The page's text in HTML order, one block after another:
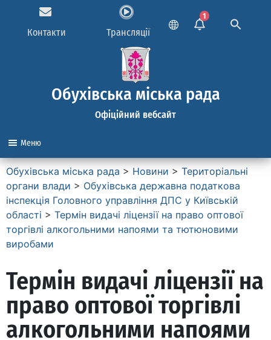
Контакти Трансляції
1
Обухівська міська рада
Офіційний вебсайт
Меню
Обухівська міська рада > Новини > Територіальні
органи влади > Обухівська державна податкова
інспекція Головного управління ДПС у Київській
області > Термін видачі ліцензії на право оптової
торгівлі алкогольними напоями та тютюновими
виробами
Термін видачі ліцензії на
право оптової торгівлі
алкогольними напоями